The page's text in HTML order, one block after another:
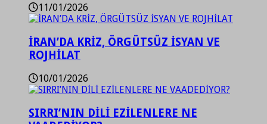
11/01/2026
İRAN’DA KRİZ, ÖRGÜTSÜZ İSYAN VE
ROJHİLAT
10/01/2026
SIRRI’NIN DİLİ EZİLENLERE NE